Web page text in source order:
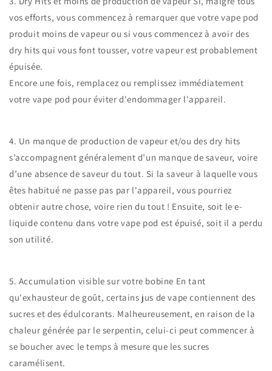
vos efforts, vous commencez à remarquer que votre vape pod
produit moins de vapeur ou si vous commencez à avoir des
dry hits qui vous font tousser, votre vapeur est probablement
épuisée.
Encore une fois, remplacez ou remplissez immédiatement
votre vape pod pour éviter d'endommager l'appareil.
4. Un manque de production de vapeur et/ou des dry hits
s’accompagnent généralement d’un manque de saveur, voire
d’une absence de saveur du tout. Si la saveur à laquelle vous
êtes habitué ne passe pas par l'appareil, vous pourriez
obtenir autre chose, voire rien du tout ! Ensuite, soit le e-
liquide contenu dans votre vape pod est épuisé, soit il a perdu
son utilité.
5. Accumulation visible sur votre bobine En tant
qu'exhausteur de goût, certains jus de vape contiennent des
sucres et des édulcorants. Malheureusement, en raison de la
chaleur générée par le serpentin, celui-ci peut commencer à
se boucher avec le temps à mesure que les sucres
caramélisent.